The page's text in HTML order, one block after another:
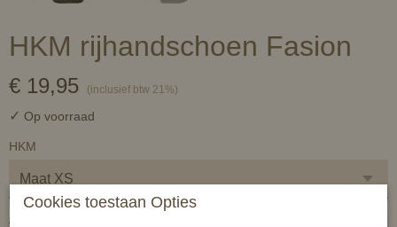
HKM rijhandschoen Fasion
€ 19,95 (inclusief btw 21%)
✓ Op voorraad
HKM
Aantal
Cookies toestaan Opties